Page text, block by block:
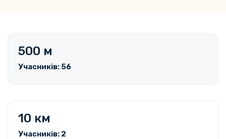
500 м
Учасників: 56
10 км
Учасників: 2